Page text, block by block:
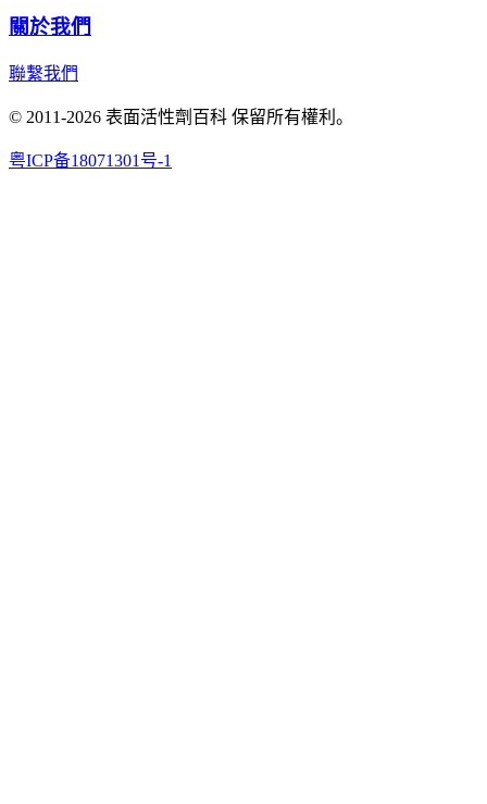
關於我們
聯繫我們
© 2011-2026 表面活性劑百科 保留所有權利。
粤ICP备18071301号-1